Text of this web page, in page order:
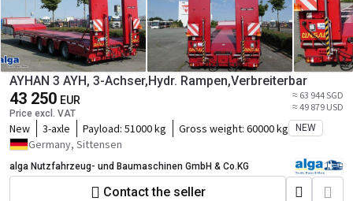
AYHAN 3 AYH, 3-Achser,Hydr. Rampen,Verbreiterbar
43 250 EUR
Price excl. VAT
≈ 63 944 SGD
≈ 49 879 USD
New 3-axle Payload: 51000 kg Gross weight: 60000 kg NEW
Germany, Sittensen
alga Nutzfahrzeug- und Baumaschinen GmbH & Co.KG
Contact the seller